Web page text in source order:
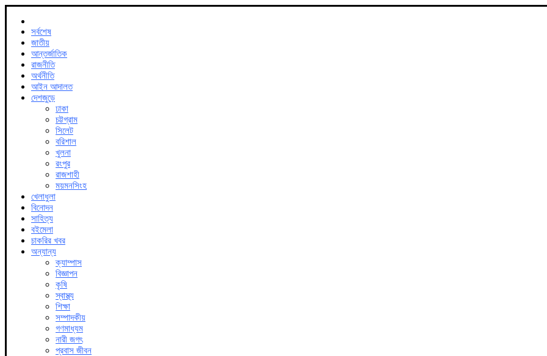
সর্বশেষ
জাতীয়
আন্তর্জাতিক
রাজনীতি
অর্থনীতি
আইন আদালত
দেশজুড়ে
ঢাকা
চট্টগ্রাম
সিলেট
বরিশাল
খুলনা
রংপুর
রাজশাহী
ময়মনসিংহ
খেলাধুলা
বিনোদন
সাহিত্য
বইমেলা
চাকরির খবর
অন্যান্য
ক্যাম্পাস
বিজ্ঞাপন
কৃষি
স্বাস্থ্য
শিক্ষা
সম্পাদকীয়
গণমাধ্যম
নারী জগৎ
প্রবাস জীবন